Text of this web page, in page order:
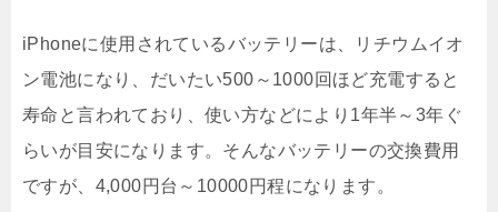
iPhoneに使用されているバッテリーは、リチウムイオ
ン電池になり、だいたい500～1000回ほど充電すると
寿命と言われており、使い方などにより1年半～3年ぐ
らいが目安になります。そんなバッテリーの交換費用
ですが、4,000円台～10000円程になります。